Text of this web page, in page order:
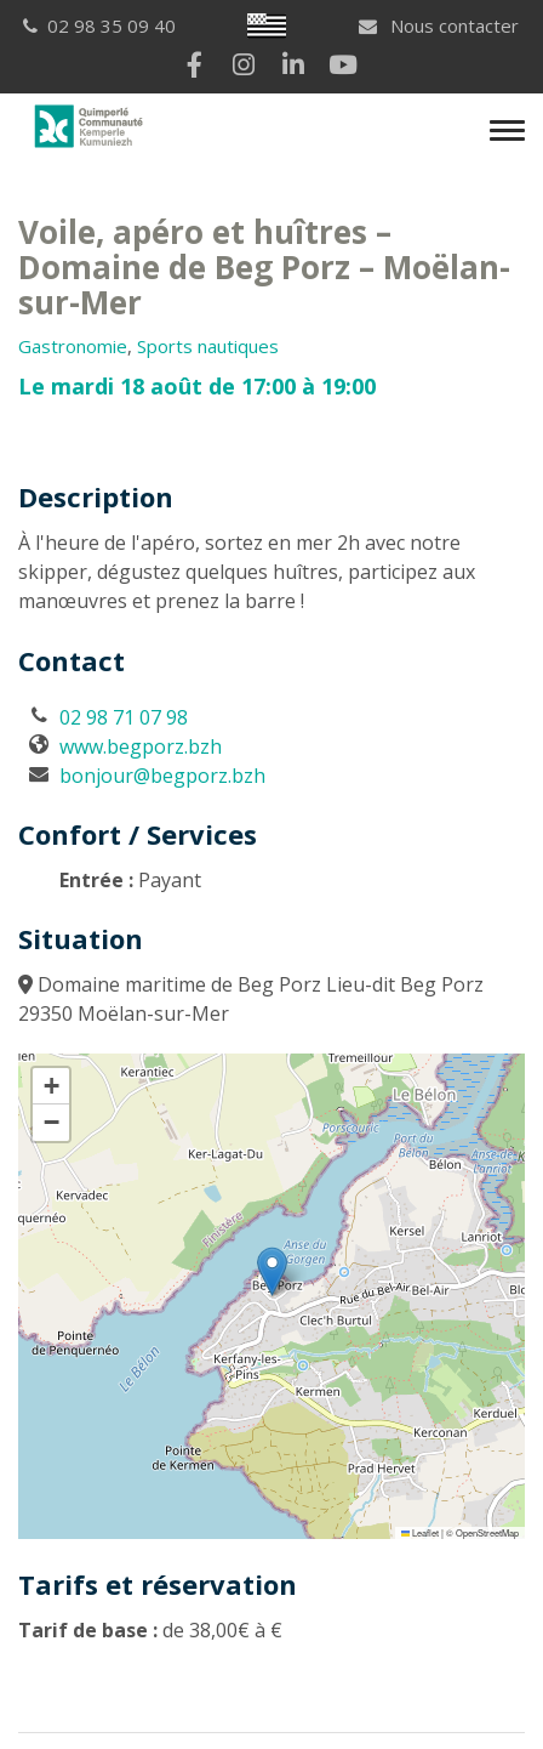
Breton
02 98 35 09 40
Nous contacter
Lien vers le compte Facebook
Lien vers le compte Instagram
Lien vers le compte
Voile, apéro et huîtres –
Domaine de Beg Porz – Moëlan-
sur-Mer
Gastronomie, Sports nautiques
Le mardi 18 août de 17:00 à 19:00
Description
Description
À l'heure de l'apéro, sortez en mer 2h avec notre
skipper, dégustez quelques huîtres, participez aux
manœuvres et prenez la barre !
Contact
02 98 71 07 98
www.begporz.bzh
bonjour@begporz.bzh
Confort / Services
Entrée : Payant
Situation
Domaine maritime de Beg Porz Lieu-dit Beg Porz
29350 Moëlan-sur-Mer
+
−
Leaflet|©OpenStreetMap
Tarifs et réservation
Tarif de base :de 38,00€ à €